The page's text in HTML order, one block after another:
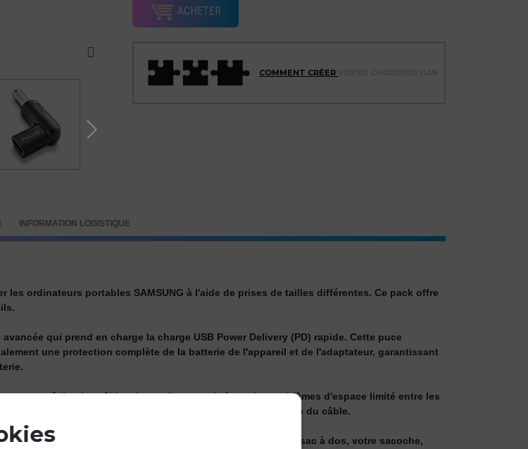
ACHETER
COMMENT CRÉER
INFORMATION LOGISTIQUE
ordinateurs portables SAMSUNG à l'aide de prises de tailles différentes. Ce pack offre
qui prend en charge la charge USB Power Delivery (PD) rapide. Cette puce
une protection complète de la batterie de l'appareil et de l'adaptateur, garantissant
empêcher les câbles de se plier, ce qui résout les problèmes d'espace limité entre les
les endroits difficiles d'accès et prolonge la durée de vie du câble.
Vous pouvez le ranger en toute sécurité dans votre sac à dos, votre sacoche,